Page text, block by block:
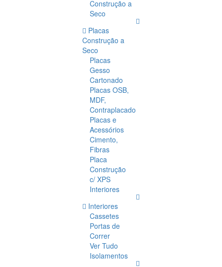
Construção a
Seco
Placas
Construção a
Seco
Placas
Gesso
Cartonado
Placas OSB,
MDF,
Contraplacado
Placas e
Acessórios
Cimento,
Fibras
Placa
Construção
c/ XPS
Interiores
Interiores
Cassetes
Portas de
Correr
Ver Tudo
Isolamentos